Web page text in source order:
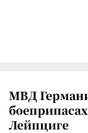
МВД
Лейпциге